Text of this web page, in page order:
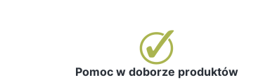
Pomoc w doborze produktów